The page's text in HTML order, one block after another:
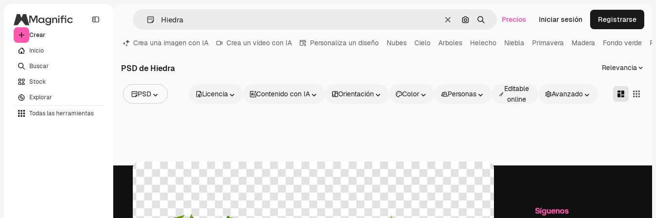
Crear
Inicio
Buscar
Stock
Explorar
Todas las herramientas
BorrarBuscar por imagen
BuscarPrecios Iniciar sesión Registrarse
Crea una imagen con IA Crea un vídeo con IA Personaliza un diseño Nubes Cielo Arboles Helecho Niebla Primavera Madera Fondo verde
PSD de Hiedra Relevancia
PSD
Vídeos
Iconos
Modelos 3D
Fuentes
Licencia Contenido con IA Orientación Color Personas
Editable
online
Avanzado
Productos Información útil Empresa Síguenos